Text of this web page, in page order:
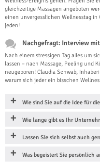
gleichzeitige Massagen angeboten
einen unvergesslichen Wellnesstag
jeden!
Nachgefragt: Interview
Nach einem stressigen Tag alles um
lassen – nach Massage, Peeling und
neugeboren! Claudia Schwab,
warum sich jeder ein bisschen
Wie sind Sie auf die Idee für
Wie lange gibt es Ihr
Lassen Sie sich selbst auch
Was begeistert Sie persönlich